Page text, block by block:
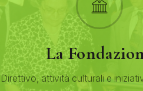
La
Direttivo, attività culturali e